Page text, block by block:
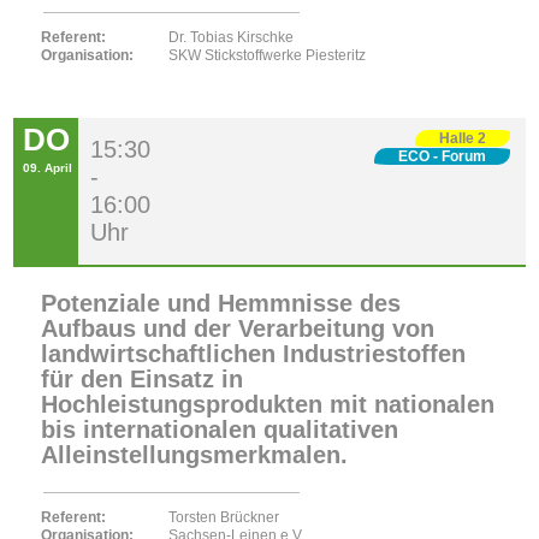
Referent:
Dr. Tobias Kirschke
Organisation:
SKW Stickstoffwerke Piesteritz
DO
09. April
15:30
-
16:00
Uhr
Halle 2
ECO - Forum
Potenziale und Hemmnisse des
Aufbaus und der Verarbeitung von
landwirtschaftlichen Industriestoffen
für den Einsatz in
Hochleistungsprodukten mit nationalen
bis internationalen qualitativen
Alleinstellungsmerkmalen.
Referent:
Torsten Brückner
Organisation:
Sachsen-Leinen e.V.